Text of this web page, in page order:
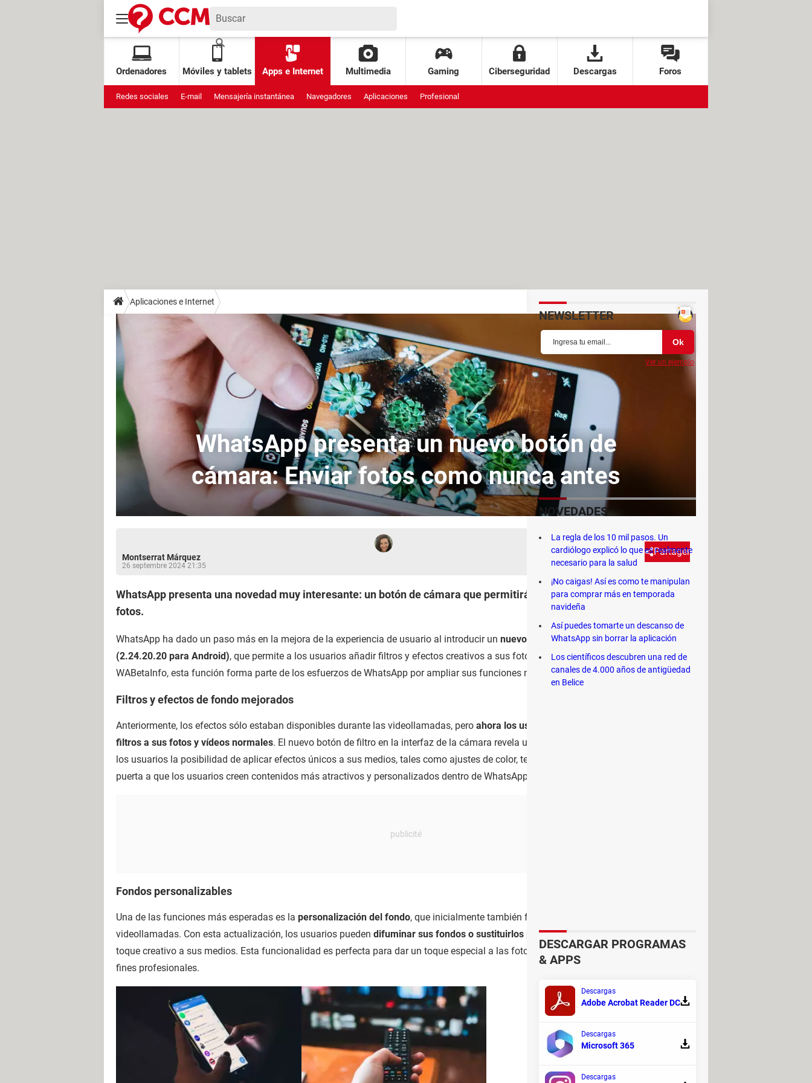
Ordenadores Móviles y tablets Apps e Internet Multimedia Gaming Ciberseguridad Descargas Foros
Redes sociales E-mail Mensajería instantánea Navegadores Aplicaciones Profesional
Aplicaciones e Internet
WhatsApp presenta un nuevo botón de
cámara: Enviar fotos como nunca antes
Montserrat Márquez
26 septembre 2024 21:35
Partager
WhatsApp presenta una novedad muy interesante: un botón de cámara que permitirá editar y personalizar mejor las
fotos.
WhatsApp ha dado un paso más en la mejora de la experiencia de usuario al introducir un nuevo botón de cámara en su versión Beta
(2.24.20.20 para Android), que permite a los usuarios añadir filtros y efectos creativos a sus fotos y vídeos como nunca antes. Según
WABetaInfo, esta función forma parte de los esfuerzos de WhatsApp por ampliar sus funciones multimedia.
Filtros y efectos de fondo mejorados
Anteriormente, los efectos sólo estaban disponibles durante las videollamadas, pero ahora los usuarios pueden añadir los mismos
filtros a sus fotos y vídeos normales. El nuevo botón de filtro en la interfaz de la cámara revela una variedad de opciones, ofreciendo a
los usuarios la posibilidad de aplicar efectos únicos a sus medios, tales como ajustes de color, texturas y mejoras estéticas. Esto abre la
puerta a que los usuarios creen contenidos más atractivos y personalizados dentro de WhatsApp.
Fondos personalizables
Una de las funciones más esperadas es la personalización del fondo, que inicialmente también formaba parte de la interfaz de
videollamadas. Con esta actualización, los usuarios pueden difuminar sus fondos o sustituirlos por escenas virtuales
toque creativo a sus medios. Esta funcionalidad es perfecta para dar un toque especial a las fotos cotidianas o adaptar las imágenes a
fines profesionales.
NEWSLETTER
Ver un ejemplo
NOVEDADES
La regla de los 10 mil pasos. Un
cardiólogo explicó lo que es realmente
necesario para la salud
¡No caigas! Así es como te manipulan
para comprar más en temporada
navideña
Así puedes tomarte un descanso de
WhatsApp sin borrar la aplicación
Los científicos descubren una red de
canales de 4.000 años de antigüedad
en Belice
DESCARGAR PROGRAMAS
& APPS
Descargas
Adobe Acrobat Reader DC
Descargas
Microsoft 365
Descargas